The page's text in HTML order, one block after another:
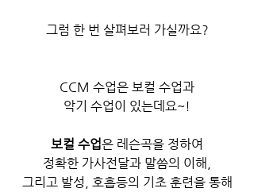
그럼 한 번 살펴보러 가실까요?
CCM 수업은 보컬 수업과
악기 수업이 있는데요~!
보컬 수업은 레슨곡을 정하여
정확한 가사전달과 말씀의 이해,
그리고 발성, 호흡등의 기초 훈련을 통해